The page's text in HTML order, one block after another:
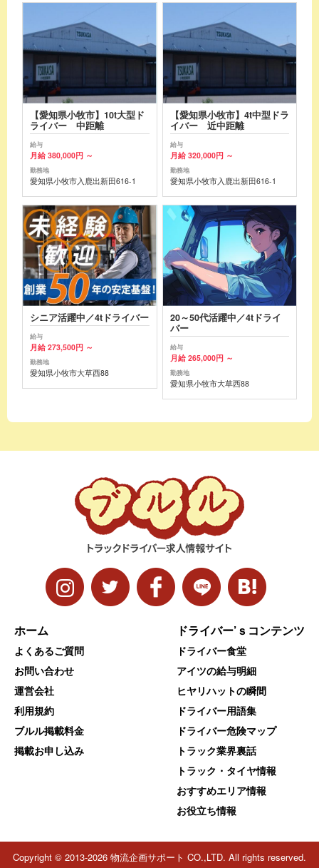
【愛知県小牧市】10t大型ド
ライバー 中距離
給与
月給 380,000円 ～
勤務地
愛知県小牧市入鹿出新田616-1
【愛知県小牧市】4t中型ドラ
イバー 近中距離
給与
月給 320,000円 ～
勤務地
愛知県小牧市入鹿出新田616-1
シニア活躍中／4tドライバー
給与
月給 273,500円 ～
勤務地
愛知県小牧市大草西88
20～50代活躍中／4tドライ
バー
給与
月給 265,000円 ～
勤務地
愛知県小牧市大草西88
ホーム
よくあるご質問
お問い合わせ
運営会社
利用規約
ブルル掲載料金
掲載お申し込み
ドライバー’ｓコンテンツ
ドライバー食堂
アイツの給与明細
ヒヤリハットの瞬間
ドライバー用語集
ドライバー危険マップ
トラック業界裏話
トラック・タイヤ情報
おすすめエリア情報
お役立ち情報
Copyright © 2013-2026 物流企画サポート CO.,LTD. All rights reserved.